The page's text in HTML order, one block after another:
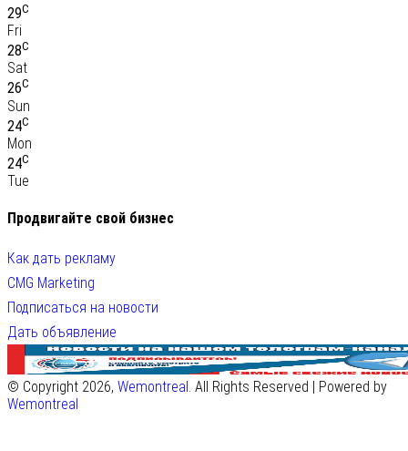
29C
Fri
28C
Sat
26C
Sun
24C
Mon
24C
Tue
Продвигайте свой бизнес
Как дать рекламу
CMG Marketing
Подписаться на новости
Дать объявление
© Copyright 2026, Wemontreal. All Rights Reserved | Powered by
Wemontreal